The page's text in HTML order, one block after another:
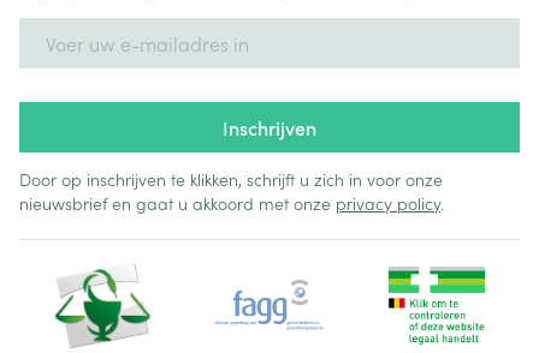
Inschrijven
Door op inschrijven te klikken, schrijft u zich in voor onze
nieuwsbrief en gaat u akkoord met onze privacy policy.